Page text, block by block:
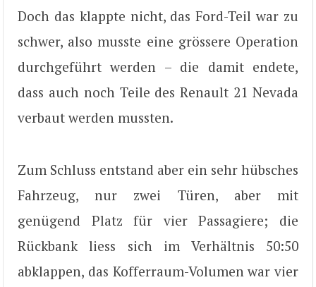
Doch das klappte nicht, das Ford-Teil war zu
schwer, also musste eine grössere Operation
durchgeführt werden – die damit endete,
dass auch noch Teile des Renault 21 Nevada
verbaut werden mussten.
Zum Schluss entstand aber ein sehr hübsches
Fahrzeug, nur zwei Türen, aber mit
genügend Platz für vier Passagiere; die
Rückbank liess sich im Verhältnis 50:50
abklappen, das Kofferraum-Volumen war vier